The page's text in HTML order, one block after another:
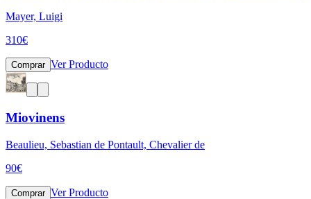
Mayer, Luigi
310€
Comprar Ver Producto
Miovinens
Beaulieu, Sebastian de Pontault, Chevalier de
90€
Comprar Ver Producto